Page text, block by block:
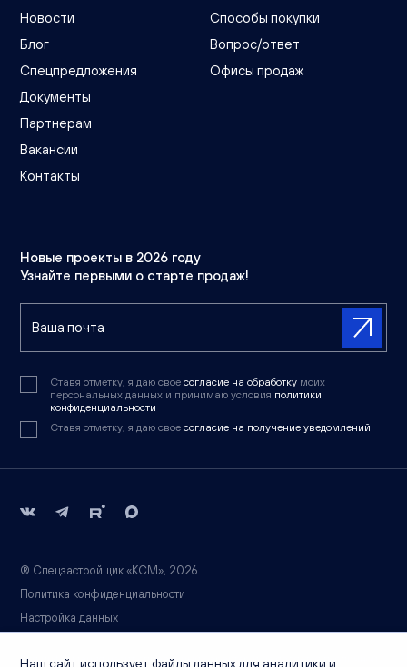
Новости
Блог
Спецпредложения
Документы
Партнерам
Вакансии
Контакты
Способы покупки
Вопрос/ответ
Офисы продаж
Новые проекты в 2026 году
Узнайте первыми о старте продаж!
Ставя отметку, я даю свое согласие на обработку моих
персональных данных и принимаю условия политики
конфиденциальности
Ставя отметку, я даю свое согласие на получение уведомлений
® Спецзастройщик «КСМ», 2026
Политика конфиденциальности
Настройка данных
Вся информация носит справочный характер и не является публичной
Наш сайт использует файлы данных для аналитики и